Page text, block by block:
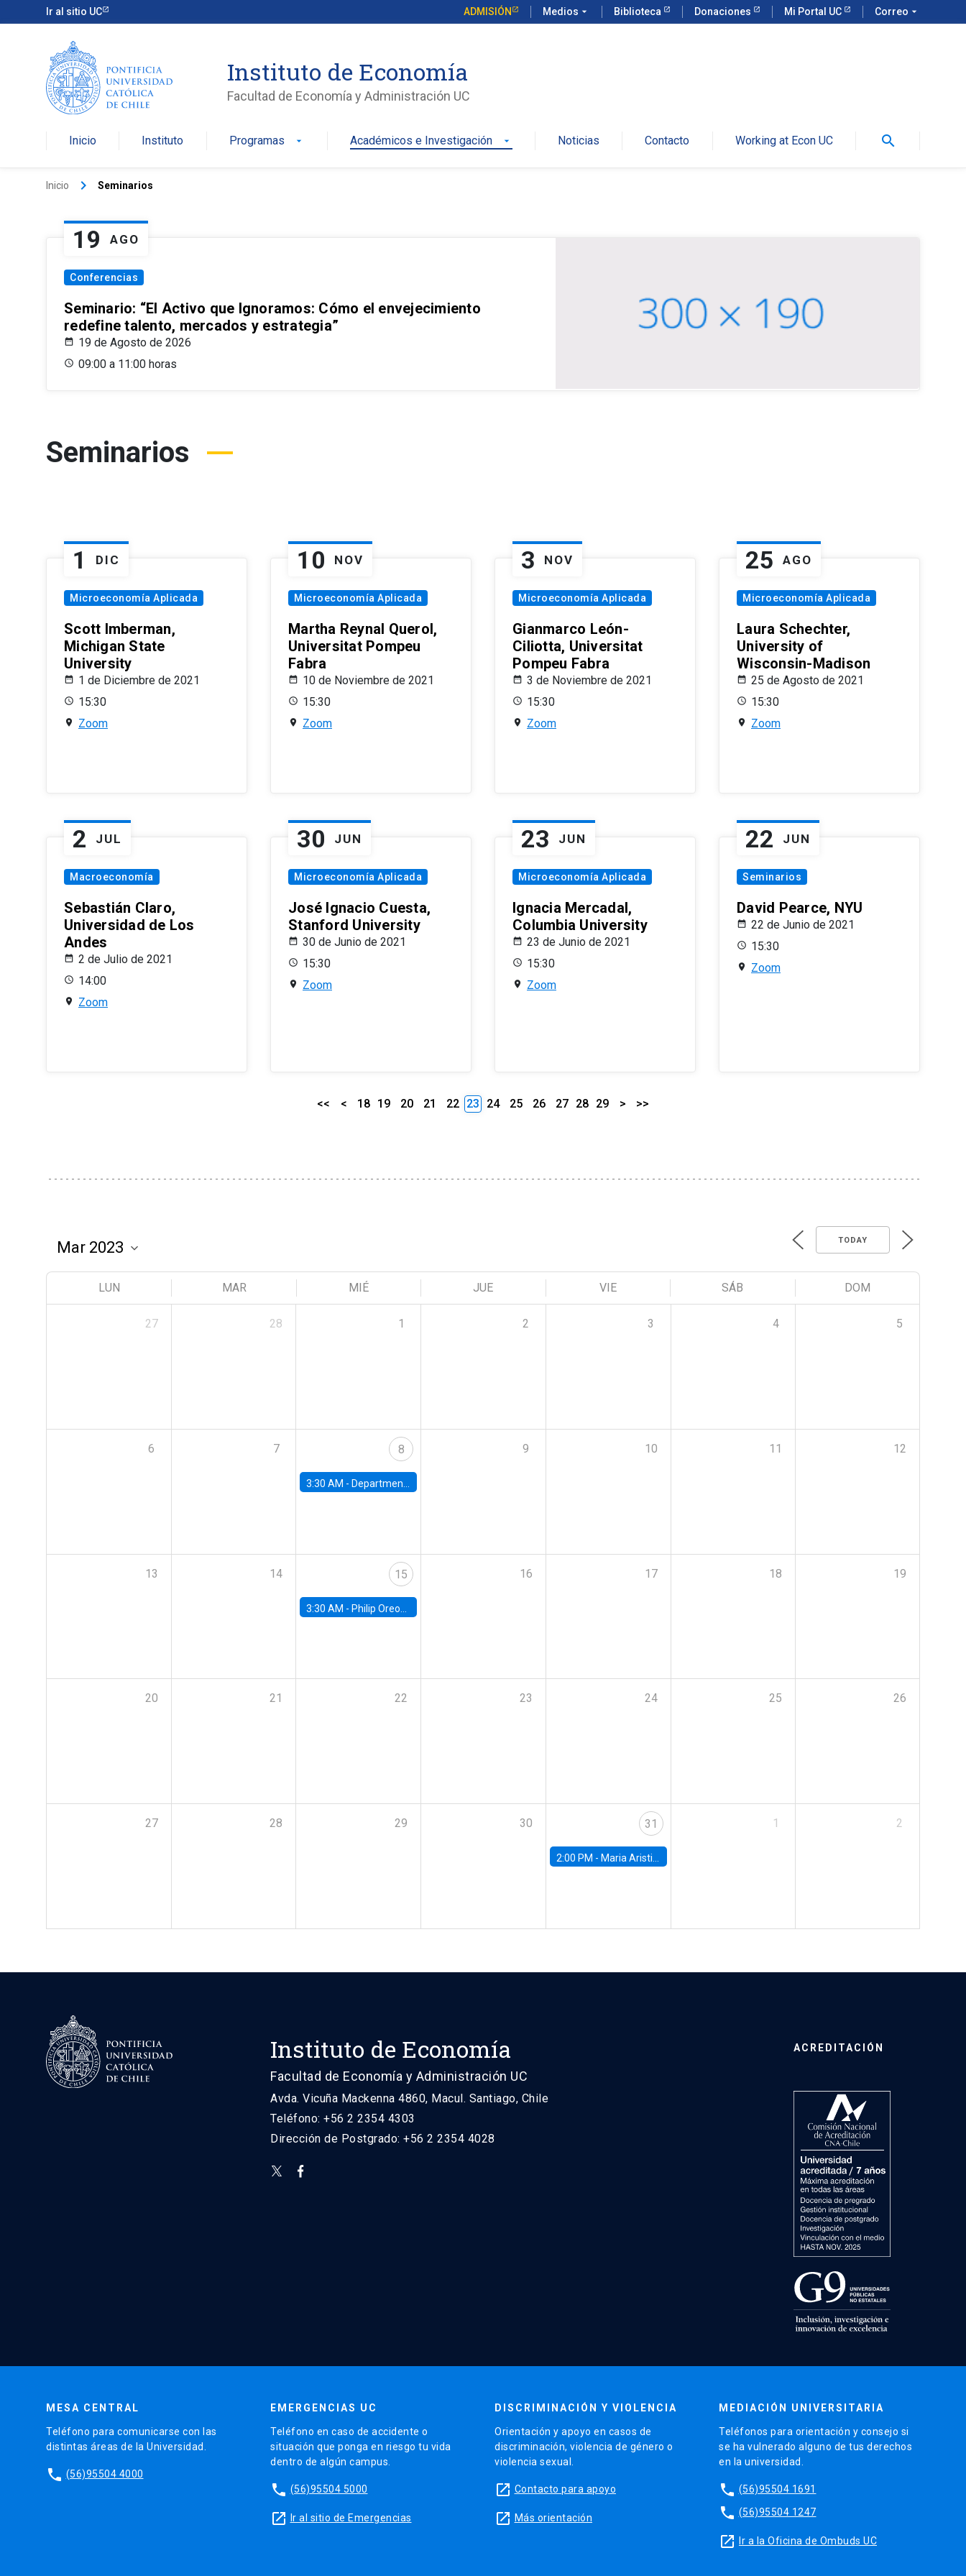
Ir al sitio UC ADMISIÓN Medios arrow_drop_down Biblioteca Donaciones Mi Portal UC Correo arrow_drop_down
Instituto de Economía
Facultad de Economía y Administración UC
Inicio Instituto Programas arrow_drop_down Académicos e Investigación arrow_drop_down Noticias Contacto Working at Econ UC search
Inicio keyboard_arrow_right Seminarios
19 AGO
Conferencias
Seminario: “El Activo que Ignoramos: Cómo el envejecimiento
redefine talento, mercados y estrategia”
19 de Agosto de 2026
09:00 a 11:00 horas
Seminarios
1 DIC
Microeconomía Aplicada
Scott Imberman,
Michigan State
University
1 de Diciembre de 2021
15:30
Zoom
10 NOV
Microeconomía Aplicada
Martha Reynal Querol,
Universitat Pompeu
Fabra
10 de Noviembre de 2021
15:30
Zoom
3 NOV
Microeconomía Aplicada
Gianmarco León-
Ciliotta, Universitat
Pompeu Fabra
3 de Noviembre de 2021
15:30
Zoom
25 AGO
Microeconomía Aplicada
Laura Schechter,
University of
Wisconsin-Madison
25 de Agosto de 2021
15:30
Zoom
2 JUL
Macroeconomía
Sebastián Claro,
Universidad de Los
Andes
2 de Julio de 2021
14:00
Zoom
30 JUN
Microeconomía Aplicada
José Ignacio Cuesta,
Stanford University
30 de Junio de 2021
15:30
Zoom
23 JUN
Microeconomía Aplicada
Ignacia Mercadal,
Columbia University
23 de Junio de 2021
15:30
Zoom
22 JUN
Seminarios
David Pearce, NYU
22 de Junio de 2021
15:30
Zoom
<< < 18 19 20 21 22 23 24 25 26 27 28 29 > >>
TODAY
LUN MAR MIÉ JUE VIE SÁB DOM
27 28 1 2 3 4 5
6 7 8
3:30 AM - Department Seminar: James Robinson
9 10 11 12
13 14 15
3:30 AM - Philip Oreopolous, University of Toronto
16 17 18 19
20 21 22 23 24 25 26
27 28 29 30 31
2:00 PM - Maria Aristizabal-Ramirez, FED Board
1 2
Instituto de Economía
Facultad de Economía y Administración UC
Avda. Vicuña Mackenna 4860, Macul. Santiago, Chile
Teléfono: +56 2 2354 4303
Dirección de Postgrado: +56 2 2354 4028
ACREDITACIÓN
MESA CENTRAL
Teléfono para comunicarse con las
distintas áreas de la Universidad.
phone (56)95504 4000
EMERGENCIAS UC
Teléfono en caso de accidente o
situación que ponga en riesgo tu vida
dentro de algún campus.
phone (56)95504 5000
launch Ir al sitio de Emergencias
DISCRIMINACIÓN Y VIOLENCIA
Orientación y apoyo en casos de
discriminación, violencia de género o
violencia sexual.
launch Contacto para apoyo
launch Más orientación
MEDIACIÓN UNIVERSITARIA
Teléfonos para orientación y consejo si
se ha vulnerado alguno de tus derechos
en la universidad.
phone (56)95504 1691
phone (56)95504 1247
launch Ir a la Oficina de Ombuds UC